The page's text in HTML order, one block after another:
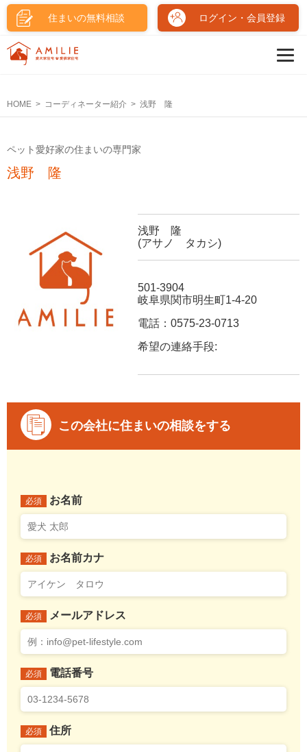
住まいの無料相談 ログイン・会員登録
HOME コーディネーター紹介 浅野 隆
ペット愛好家の住まいの専門家
浅野 隆
浅野 隆
(アサノ タカシ)
501-3904
岐阜県関市明生町1-4-20
電話：0575-23-0713
希望の連絡手段:
この会社に住まいの相談をする
必須 お名前
必須 お名前カナ
必須 メールアドレス
必須 電話番号
必須 住所